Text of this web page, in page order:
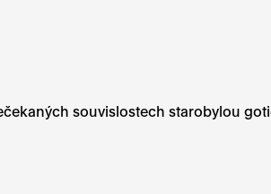
souvislostech starobylou